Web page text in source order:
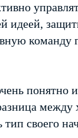
идеей,
команду
понятно
тип своего